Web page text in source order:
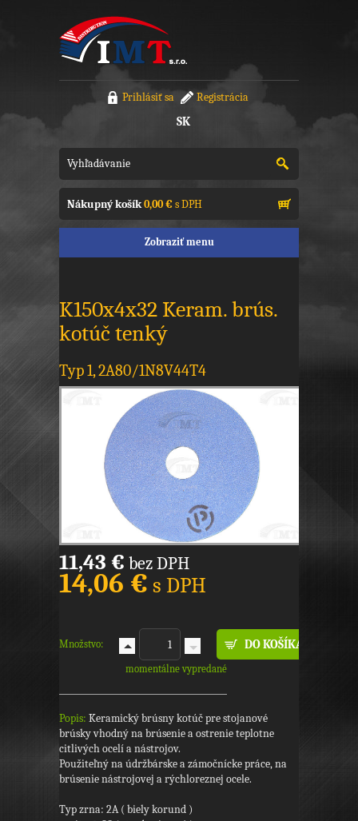
Prihlásiť sa Registrácia
SK
Nákupný košík0,00 €s DPH
Zobraziť menu
K150x4x32 Keram. brús.
kotúč tenký
Typ 1, 2A80/1N8V44T4
11,43 € bez DPH
14,06 € s DPH
Množstvo:
momentálne vypredané
Popis: Keramický brúsny kotúč pre stojanové
brúsky vhodný na brúsenie a ostrenie teplotne
citlivých ocelí a nástrojov.
Použiteľný na údržbárske a zámočnícke práce, na
brúsenie nástrojovej a rýchloreznej ocele.
Typ zrna: 2A ( biely korund )